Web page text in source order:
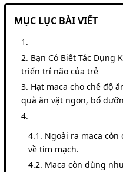
MỤC LỤC BÀI VIẾT
Bạn Có Biết Tác Dụng
triển trí não của trẻ
Hạt maca cho chế độ
quà ăn vặt ngon, bổ
Ngoài ra maca
về tim mạch.
Maca còn dùng